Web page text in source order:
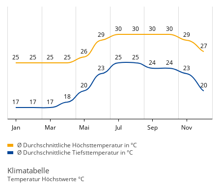
25 25 25 25
26
29
30 30 30 30
29
27
17 17 17
18
20
23
25 25
24 24
23
20
Jan Mar Mai Jul Sep Nov
Ø Durchschnittliche Höchsttemperatur in °C
Ø Durchschnittliche Tiefsttemperatur in °C
Klimatabelle
Temperatur Höchstwerte °C